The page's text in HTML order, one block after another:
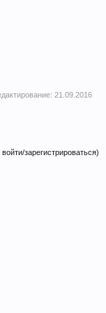
21.09.2016
зарегистрироваться)